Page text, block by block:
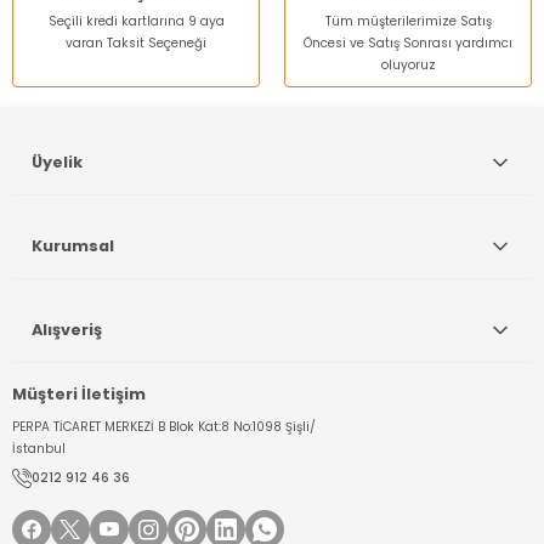
Seçili kredi kartlarına 9 aya
varan Taksit Seçeneği
Tüm müşterilerimize Satış
Öncesi ve Satış Sonrası yardımcı
oluyoruz
Müşteri İletişim
PERPA TİCARET MERKEZİ B Blok Kat:8 No:1098 Şişli/
İstanbul
0212 912 46 36
Üyelik
Kurumsal
Alışveriş